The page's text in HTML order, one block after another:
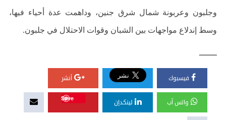
وجلبون وعربونة شمال شرق جنين، وداهمت عدة أحياء فيها،
وسط إندلاع مواجهات بين الشبان وقوات الاحتلال في جلبون.
ـــــــ
فيسبوك أنشر
واتس آب لينكدإن
Save